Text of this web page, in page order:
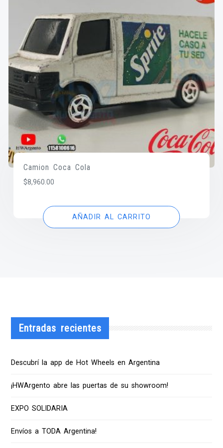
Camion Coca Cola
$8,960.00
AÑADIR AL CARRITO
Entradas recientes
Descubrí la app de Hot Wheels en Argentina
¡HWArgento abre las puertas de su showroom!
EXPO SOLIDARIA
Envíos a TODA Argentina!